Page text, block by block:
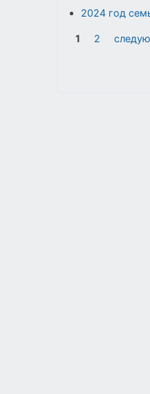
2024 год
Страницы
1 2